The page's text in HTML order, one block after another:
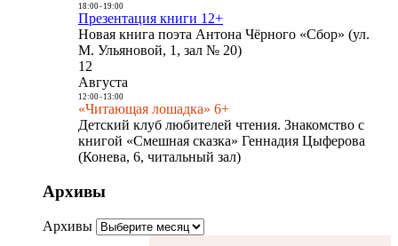
18:00- 19:00
Презентация книги 12+
Новая книга поэта Антона Чёрного «Сбор» (ул.
М. Ульяновой, 1, зал № 20)
12
Августа
12:00- 13:00
«Читающая лошадка» 6+
Детский клуб любителей чтения. Знакомство с
книгой «Смешная сказка» Геннадия Цыферова
(Конева, 6, читальный зал)
Архивы
Архивы